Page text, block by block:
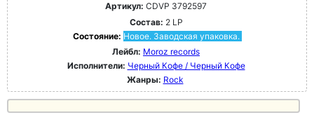
Артикул: CDVP 3792597
Состав: 2 LP
Состояние: Новое. Заводская упаковка.
Лейбл: Moroz records
Исполнители: Черный Кофе / Черный Кофе
Жанры: Rock